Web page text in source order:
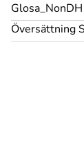
Översättning